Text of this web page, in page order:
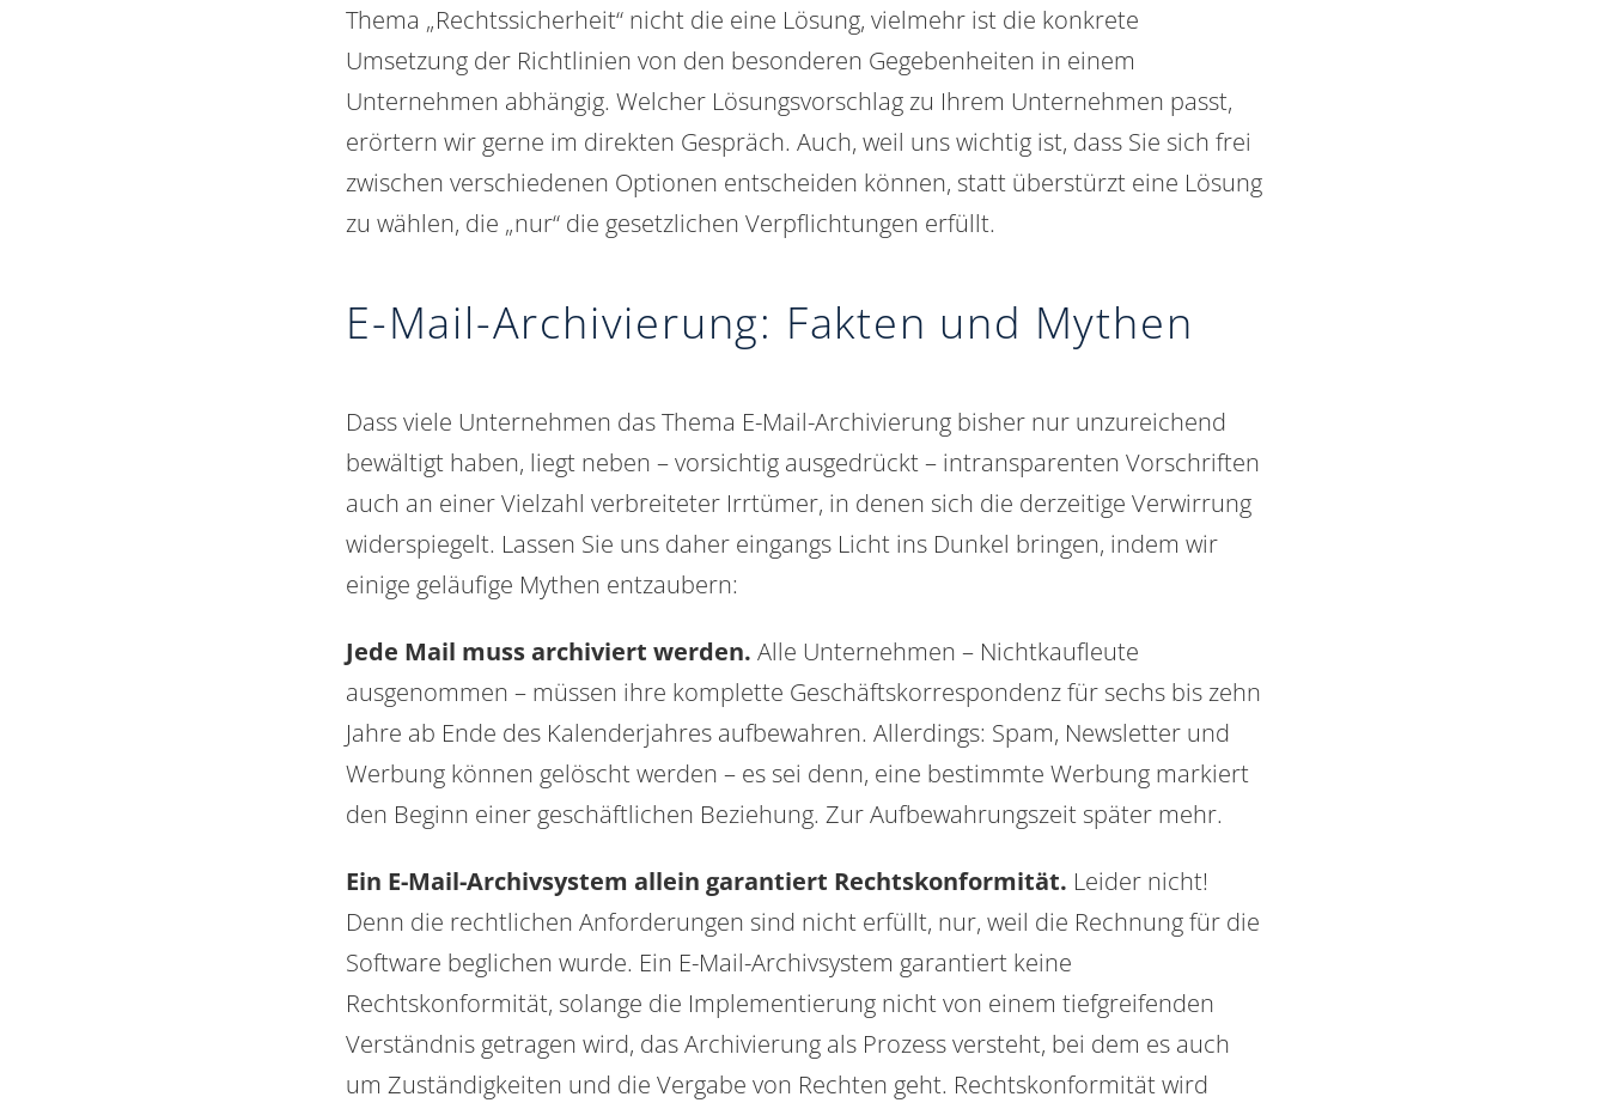
Thema „Rechtssicherheit“ nicht die eine Lösung, vielmehr ist die konkrete
Umsetzung der Richtlinien von den besonderen Gegebenheiten in einem
Unternehmen abhängig. Welcher Lösungsvorschlag zu Ihrem Unternehmen passt,
erörtern wir gerne im direkten Gespräch. Auch, weil uns wichtig ist, dass Sie sich frei
zwischen verschiedenen Optionen entscheiden können, statt überstürzt eine Lösung
zu wählen, die „nur“ die gesetzlichen Verpflichtungen erfüllt.
E-Mail-Archivierung: Fakten und Mythen
Dass viele Unternehmen das Thema E-Mail-Archivierung bisher nur unzureichend
bewältigt haben, liegt neben – vorsichtig ausgedrückt – intransparenten Vorschriften
auch an einer Vielzahl verbreiteter Irrtümer, in denen sich die derzeitige Verwirrung
widerspiegelt. Lassen Sie uns daher eingangs Licht ins Dunkel bringen, indem wir
einige geläufige Mythen entzaubern:
Jede Mail muss archiviert werden. Alle Unternehmen – Nichtkaufleute
ausgenommen – müssen ihre komplette Geschäftskorrespondenz für sechs bis zehn
Jahre ab Ende des Kalenderjahres aufbewahren. Allerdings: Spam, Newsletter und
Werbung können gelöscht werden – es sei denn, eine bestimmte Werbung markiert
den Beginn einer geschäftlichen Beziehung. Zur Aufbewahrungszeit später mehr.
Ein E-Mail-Archivsystem allein garantiert Rechtskonformität. Leider nicht!
Denn die rechtlichen Anforderungen sind nicht erfüllt, nur, weil die Rechnung für die
Software beglichen wurde. Ein E-Mail-Archivsystem garantiert keine
Rechtskonformität, solange die Implementierung nicht von einem tiefgreifenden
Verständnis getragen wird, das Archivierung als Prozess versteht, bei dem es auch
um Zuständigkeiten und die Vergabe von Rechten geht. Rechtskonformität wird